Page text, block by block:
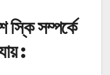
সম্পর্কে
: